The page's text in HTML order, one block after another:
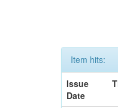
Item hits:
Issue
Date